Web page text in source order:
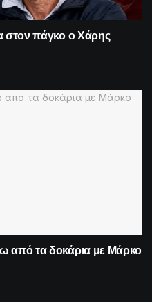
στον πάγκο ο Χάρης
από τα δοκάρια με Μάρκο